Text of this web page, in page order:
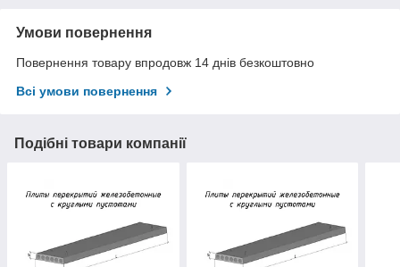
Умови повернення
Повернення товару впродовж 14 днів безкоштовно
Всі умови повернення
Подібні товари компанії